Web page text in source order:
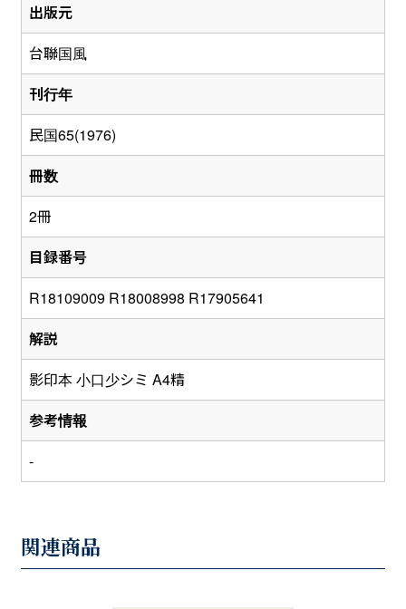
出版元
台聯国風
刊行年
民国65(1976)
冊数
2冊
目録番号
R18109009 R18008998 R17905641
解説
影印本 小口少シミ A4精
参考情報
-
関連商品